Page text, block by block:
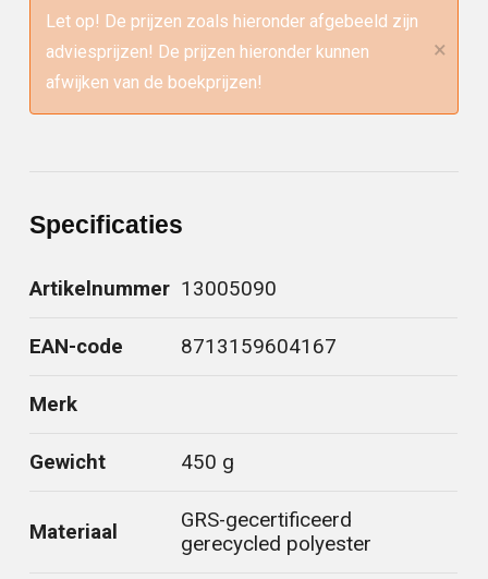
Let op! De prijzen zoals hieronder afgebeeld zijn
adviesprijzen! De prijzen hieronder kunnen
afwijken van de boekprijzen!
×
Specificaties
Artikelnummer 13005090
EAN-code 8713159604167
Merk
Gewicht 450 g
Materiaal
GRS-gecertificeerd
gerecycled polyester